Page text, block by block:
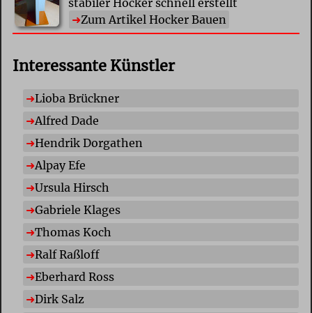
stabiler Hocker schnell erstellt
Zum Artikel Hocker Bauen
Interessante Künstler
Lioba Brückner
Alfred Dade
Hendrik Dorgathen
Alpay Efe
Ursula Hirsch
Gabriele Klages
Thomas Koch
Ralf Raßloff
Eberhard Ross
Dirk Salz